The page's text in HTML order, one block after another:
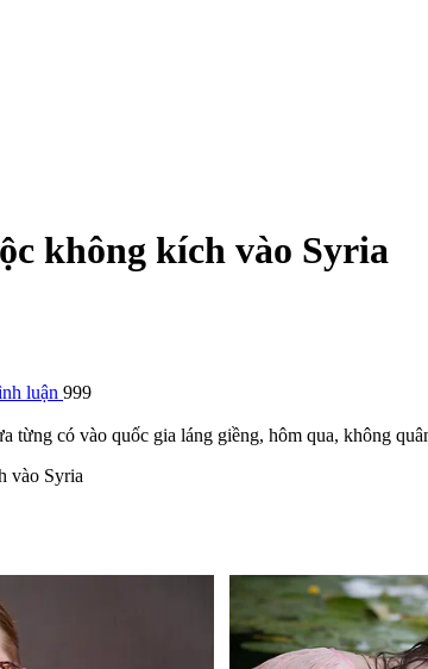
không kích vào Syria
luận 999
từng có vào quốc gia láng giềng, hôm qua, không